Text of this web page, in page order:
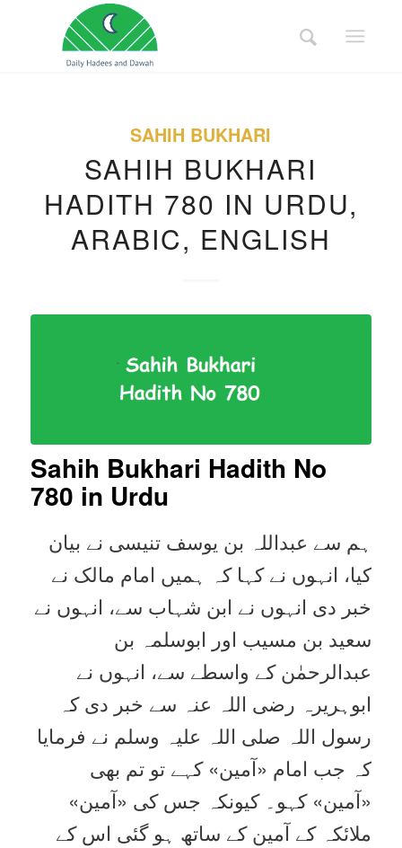
SAHIH BUKHARI
SAHIH BUKHARI
HADITH 780 IN URDU,
ARABIC, ENGLISH
Sahih Bukhari Hadith No
780 in Urdu
ہم سے عبداللہ بن یوسف تنیسی نے بیان
کیا، انہوں نے کہا کہ ہمیں امام مالک نے
خبر دی انہوں نے ابن شہاب سے، انہوں نے
سعید بن مسیب اور ابوسلمہ بن
عبدالرحمٰن کے واسطے سے، انہوں نے
ابوہریرہ رضی اللہ عنہ سے خبر دی کہ
رسول اللہ صلی اللہ علیہ وسلم نے فرمایا
کہ جب امام «آمين» کہے تو تم بھی
«آمين» کہو۔ کیونکہ جس کی «آمين»
ملائکہ کے آمین کے ساتھ ہو گئی اس کے